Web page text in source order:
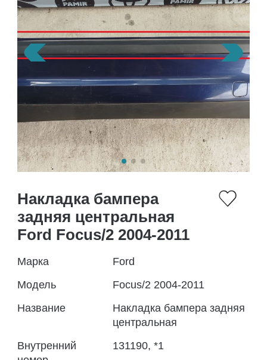
Накладка бампера
задняя центральная
Ford Focus/2 2004-2011
Марка
Ford
Модель
Focus/2 2004-2011
Название
Накладка бампера задняя
центральная
Внутренний
131190, *1